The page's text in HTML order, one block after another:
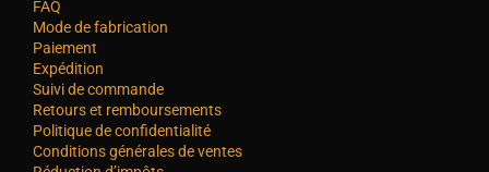
FAQ
Mode de fabrication
Paiement
Expédition
Suivi de commande
Retours et remboursements
Politique de confidentialité
Conditions générales de ventes